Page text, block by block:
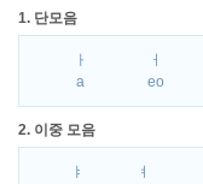
1. 단모음
ㅏ
a
ㅓ
eo
2. 이중 모음
ㅑ
ㅕ